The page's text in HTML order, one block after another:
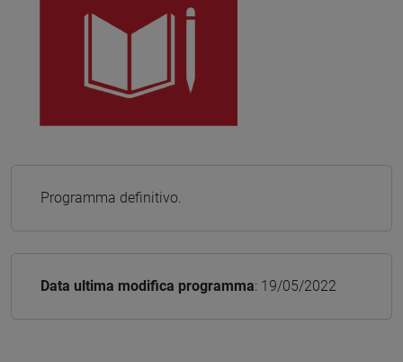
Programma definitivo.
Data ultima modifica programma: 19/05/2022